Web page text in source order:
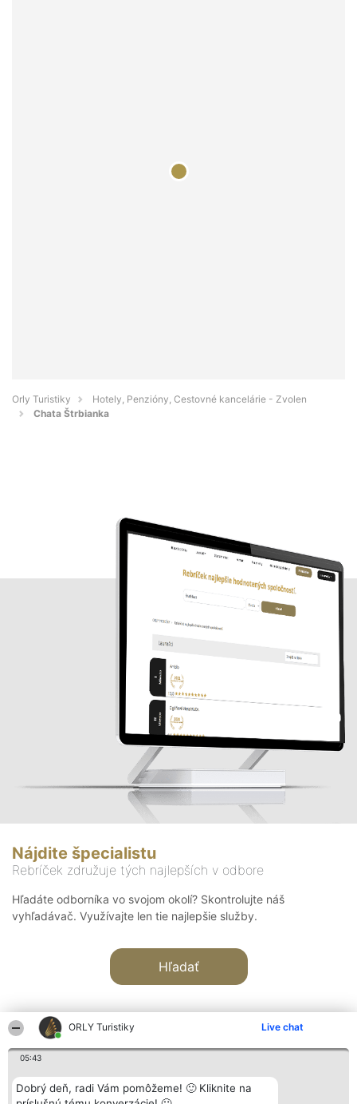
ORLY Turistiky Live chat
05:43
Dobrý deň, radi Vám pomôžeme! 🙂 Kliknite na
Orly Turistiky
Hotely, Penzióny, Cestovné kancelárie - Zvolen
Chata Štrbianka
Nájdite špecialistu
Rebríček združuje tých najlepších v odbore
Hľadáte odborníka vo svojom okolí? Skontrolujte náš
vyhľadávač. Využívajte len tie najlepšie služby.
Hľadať
Organizátor hodnotenia
Bright Side Solutions sp. z o.
Hodnotenie
Laureáti
Kontakt
Kontakt